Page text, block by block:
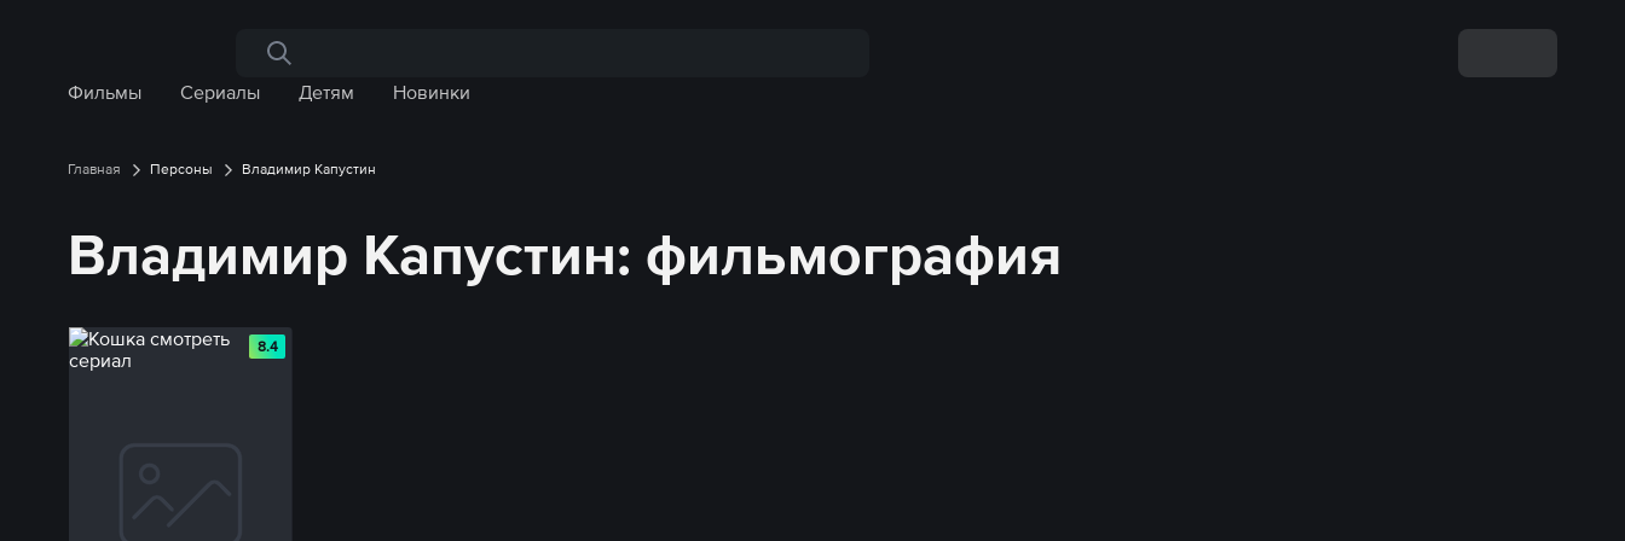
Поиск по сайту
Фильмы
Сериалы Детям Новинки
Главная Персоны Владимир Капустин
Владимир Капустин: фильмография
8.4